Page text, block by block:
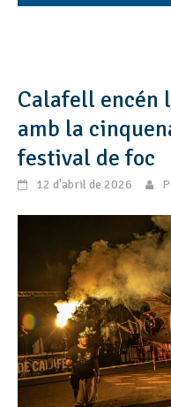
Calafell encén
amb la
festival de foc
12 d'abril de 2026